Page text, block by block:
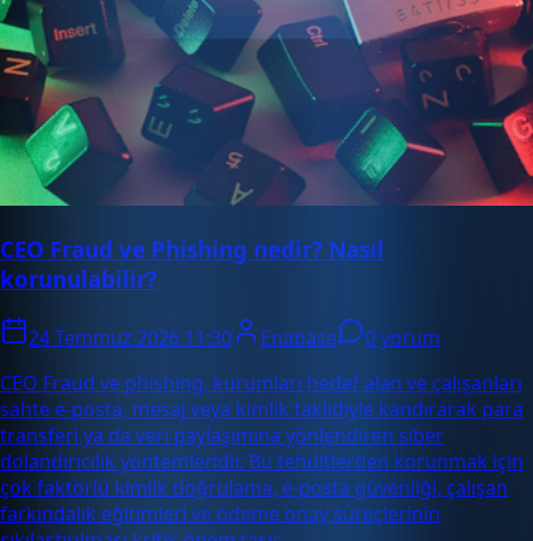
CEO Fraud ve Phishing nedir? Nasıl
korunulabilir?
24 Temmuz 2026 11:30 Enabase
0 yorum
CEO Fraud ve phishing, kurumları hedef alan ve çalışanları
sahte e-posta, mesaj veya kimlik taklidiyle kandırarak para
transferi ya da veri paylaşımına yönlendiren siber
dolandırıcılık yöntemleridir. Bu tehditlerden korunmak için
çok faktörlü kimlik doğrulama, e-posta güvenliği, çalışan
farkındalık eğitimleri ve ödeme onay süreçlerinin